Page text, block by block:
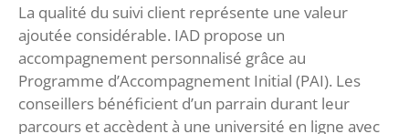
La qualité du suivi client représente une valeur
ajoutée considérable. IAD propose un
accompagnement personnalisé grâce au
Programme d’Accompagnement Initial (PAI). Les
conseillers bénéficient d’un parrain durant leur
parcours et accèdent à une université en ligne avec